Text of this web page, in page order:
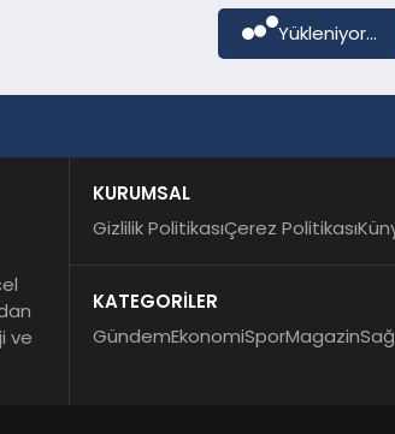
Yükleniyor...
ve
KURUMSAL
Gizlilik PolitikasıÇerez Politikası
KATEGORİLER
GündemEkonomiSporMagazin